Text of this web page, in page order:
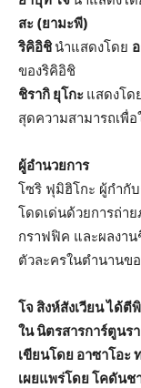
สะ (ยามะพี)
ริคิอิชินำแสดงโดย
ของริคิอิชิ
ชิรากิ ยุโกะ แสดงโด
สุดความสามารถเพื่
ผู้อำนวยการ
โซริ ฟุมิฮิโกะ ผู้กำกั
โดดเด่นด้วยการถ่า
กราฟฟิค และผลงาน
ตัวละครในตำนานข
โจ สิงห์สังเวียน ได้
ใน นิตรสารการ์ตูนร
เขียนโดย อาซาโอะ
เผยแพร่โดย โคดัน